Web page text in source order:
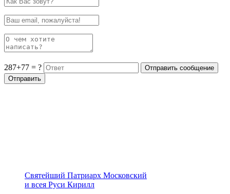
287+77 = ?
Святейший Патриарх Московский
и всея Руси Кирилл